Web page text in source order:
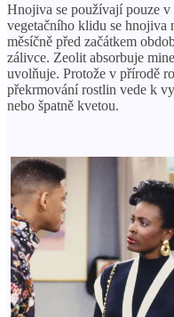
Hnojiva se používají pouze
vegetačního klidu se hnojiva
měsíčně před začátkem
zálivce. Zeolit ​​absorbuje
uvolňuje. Protože v přírodě
překrmování rostlin vede k
nebo špatně kvetou.